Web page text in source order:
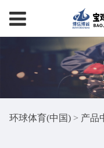
环球体育(中国)> 产品